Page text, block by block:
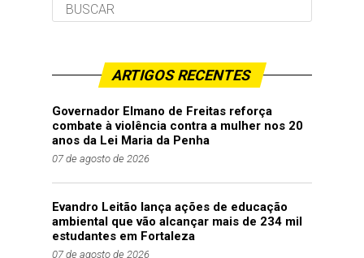
ARTIGOS RECENTES
Governador Elmano de Freitas reforça
combate à violência contra a mulher nos 20
anos da Lei Maria da Penha
07 de agosto de 2026
Evandro Leitão lança ações de educação
ambiental que vão alcançar mais de 234 mil
estudantes em Fortaleza
07 de agosto de 2026